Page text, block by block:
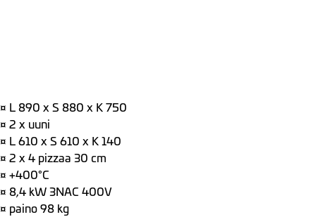
¤ L 890 x S 880 x K 750
¤ 2 x uuni
¤ L 610 x S 610 x K 140
¤ 2 x 4 pizzaa 30 cm
¤ +400°C
¤ 8,4 kW 3NAC 400V
¤ paino 98 kg